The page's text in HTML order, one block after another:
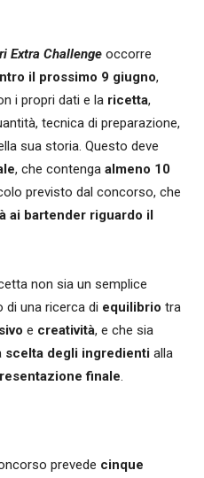
Extra Challenge occorre
il prossimo 9 giugno,
i propri dati e la ricetta,
tecnica di preparazione,
sua storia. Questo deve
, che contenga almeno 10
previsto dal concorso, che
ai bartender riguardo il
non sia un semplice
di una ricerca di equilibrio tra
e creatività, e che sia
scelta degli ingredienti alla
finale.
prevede cinque